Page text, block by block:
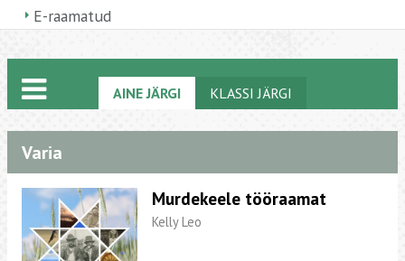
E-raamatud
AINE JÄRGI KLASSI JÄRGI
Varia
Murdekeele tööraamat
Kelly Leo